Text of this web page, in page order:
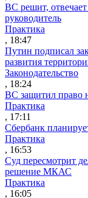
ВС решит,
руководитель
Практика
, 18:47
Путин подписал
развития
Законодательство
, 18:24
ВС защитил право
Практика
, 17:11
Сбербанк
Практика
, 16:53
Суд пересмотрит
решение МКАС
Практика
, 16:05